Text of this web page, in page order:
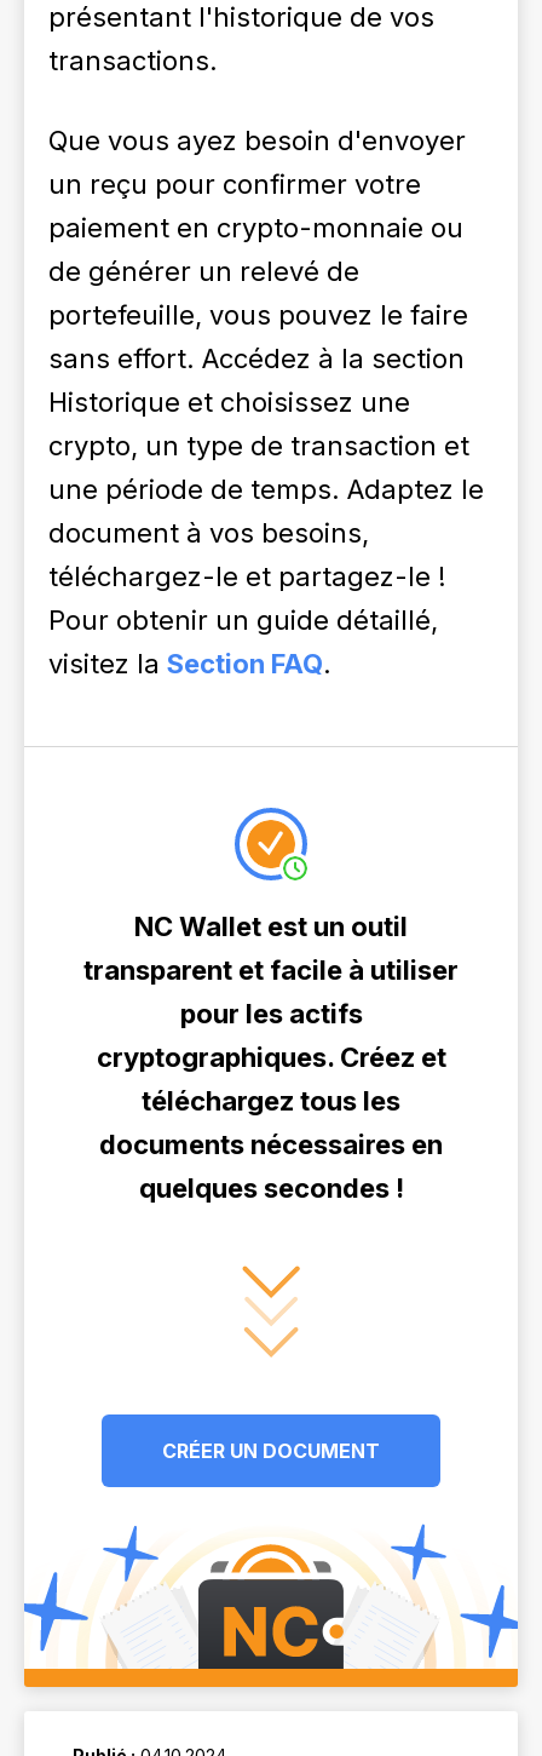
présentant l'historique de vos
transactions.
Que vous ayez besoin d'envoyer
un reçu pour confirmer votre
paiement en crypto-monnaie ou
de générer un relevé de
portefeuille, vous pouvez le faire
sans effort. Accédez à la section
Historique et choisissez une
crypto, un type de transaction et
une période de temps. Adaptez le
document à vos besoins,
téléchargez-le et partagez-le !
Pour obtenir un guide détaillé,
visitez la Section FAQ.
NC Wallet est un outil
transparent et facile à utiliser
pour les actifs
cryptographiques. Créez et
téléchargez tous les
documents nécessaires en
quelques secondes !
CRÉER UN DOCUMENT